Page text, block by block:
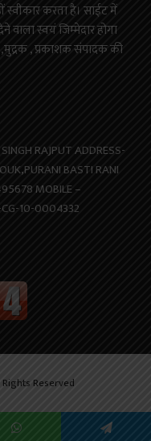
स्वीकार करता है। साईट में
वाला स्वयं जिम्मेदार होगा
, प्रकाशक संपादक की
RAJPUT ADDRESS-
BASTI RANI
MOBILE –
10-0004332
Reserved